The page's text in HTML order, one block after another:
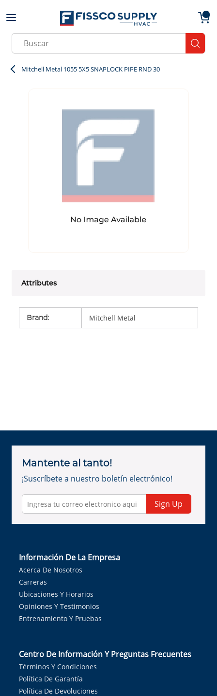
Skip to main content
Site Search
Mitchell Metal 1055 5X5 SNAPLOCK PIPE RND 30
Attributes
Brand: Mitchell Metal
Mantente al tanto!
¡Suscríbete a nuestro boletín electrónico!
Sign Up
Información De La Empresa
Acerca De Nosotros
Carreras
Ubicaciones Y Horarios
Opiniones Y Testimonios
Entrenamiento Y Pruebas
Centro De Información Y Preguntas Frecuentes
Términos Y Condiciones
Política De Garantía
Política De Devoluciones